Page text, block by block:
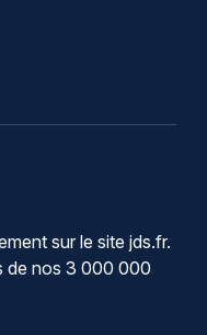
sur le site jds.fr.
de nos 3 000 000